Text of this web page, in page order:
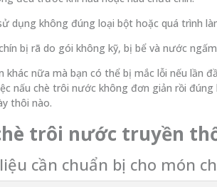
dụng không đúng loại bột hoặc quá trình
bị rã do gói không kỹ, bị bể và nước
khác nữa mà bạn có thể bị mắc lỗi nếu lần
nấu chè trôi nước không đơn giản rồi
thôi nào.
trôi nước truyền
cần chuẩn bị cho món